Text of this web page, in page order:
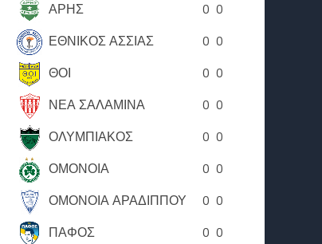
ΑΡΗΣ 0 0
ΕΘΝΙΚΟΣ ΑΣΣΙΑΣ 0 0
ΘΟΙ 0 0
ΝΕΑ ΣΑΛΑΜΙΝΑ 0 0
ΟΛΥΜΠΙΑΚΟΣ 0 0
ΟΜΟΝΟΙΑ 0 0
ΟΜΟΝΟΙΑ ΑΡΑΔΙΠΠΟΥ 0 0
ΠΑΦΟΣ 0 0